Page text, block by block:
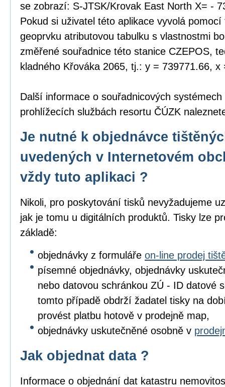
se zobrazí: S-JTSK/Krovak East North X= -
Pokud si uživatel této aplikace vyvolá
geoprvku atributovou tabulku s vlastnostmi
změřené souřadnice této stanice CZEPOS,
kladného Křováka 2065, tj.: y = 739771.66, x
Další informace o souřadnicových
prohlížecích službách resortu ČÚZK
Je nutné k objednávce
uvedených v Internetovém
vždy tuto aplikaci ?
Nikoli, pro poskytování tisků nevyžadujeme
jak je tomu u digitálních produktů. Tisky lze
základě:
objednávky z formuláře on-line prodej
písemné objednávky, objednávky
nebo datovou schránkou ZÚ - ID datové
tomto případě obdrží žadatel tisky na
provést platbu hotově v prodejně map,
objednávky uskutečněné osobně v
Jak objednat data ?
Informace o objednání dat katastru